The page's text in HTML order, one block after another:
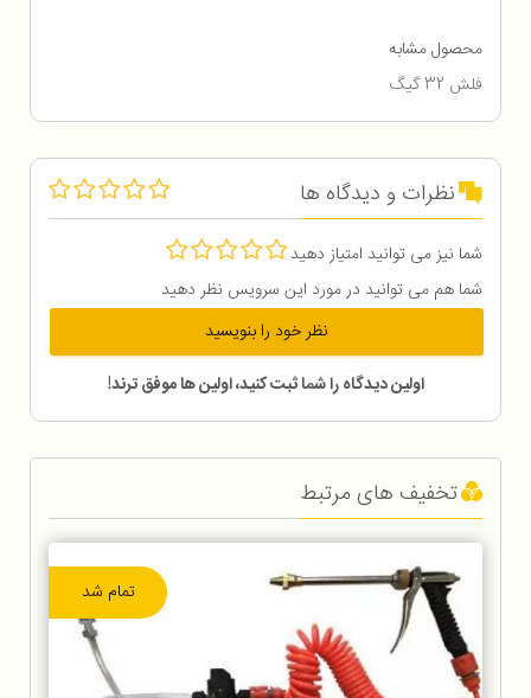
محصول مشابه
فلش 32 گیگ
نظرات و دیدگاه ها
شما نیز می توانید امتیاز دهید
شما هم می توانید در مورد این سرویس نظر دهید
نظر خود را بنویسید
اولین دیدگاه را شما ثبت کنید، اولین ها موفق ترند!
تخفیف های مرتبط
تمام شد